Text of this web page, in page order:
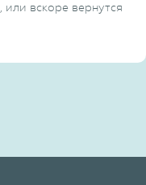
вскоре вернутся